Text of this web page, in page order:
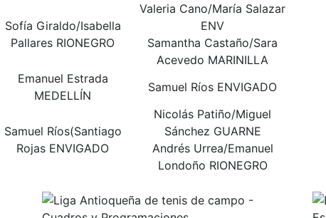
Sofía Giraldo/Isabella
Pallares RIONEGRO
Valeria Cano/María Salazar
ENV
Samantha Castaño/Sara
Acevedo MARINILLA
Emanuel Estrada
MEDELLÍN
Samuel Ríos ENVIGADO
Samuel Ríos(Santiago
Rojas ENVIGADO
Nicolás Patiño/Miguel
Sánchez GUARNE
Andrés Urrea/Emanuel
Londoño RIONEGRO